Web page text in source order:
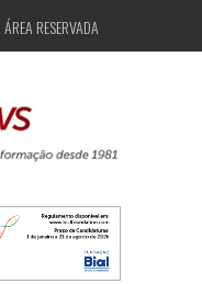
ÁREA RESERVADA